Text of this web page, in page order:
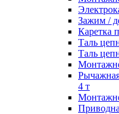
Зажим /
Каретка
Таль
Таль
4 т